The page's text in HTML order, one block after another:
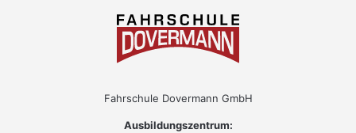
Fahrschule Dovermann GmbH
Ausbildungszentrum: